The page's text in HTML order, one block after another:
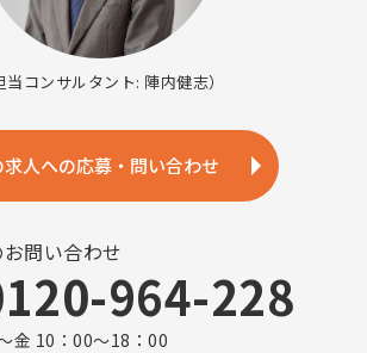
当コンサルタント: 陣内健志）
求人への応募・問い合わせ
問い合わせ
964-228
金 10：00～18：00